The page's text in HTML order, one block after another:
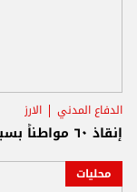
الدفاع المدني الارز
إنقاذ ٦٠ مواطناً بسبب تراكم الثلوج على طريق عيناتا - الأرز
محليات